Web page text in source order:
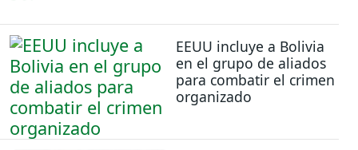
EEUU incluye a Bolivia
en el grupo de aliados
para combatir el crimen
organizado